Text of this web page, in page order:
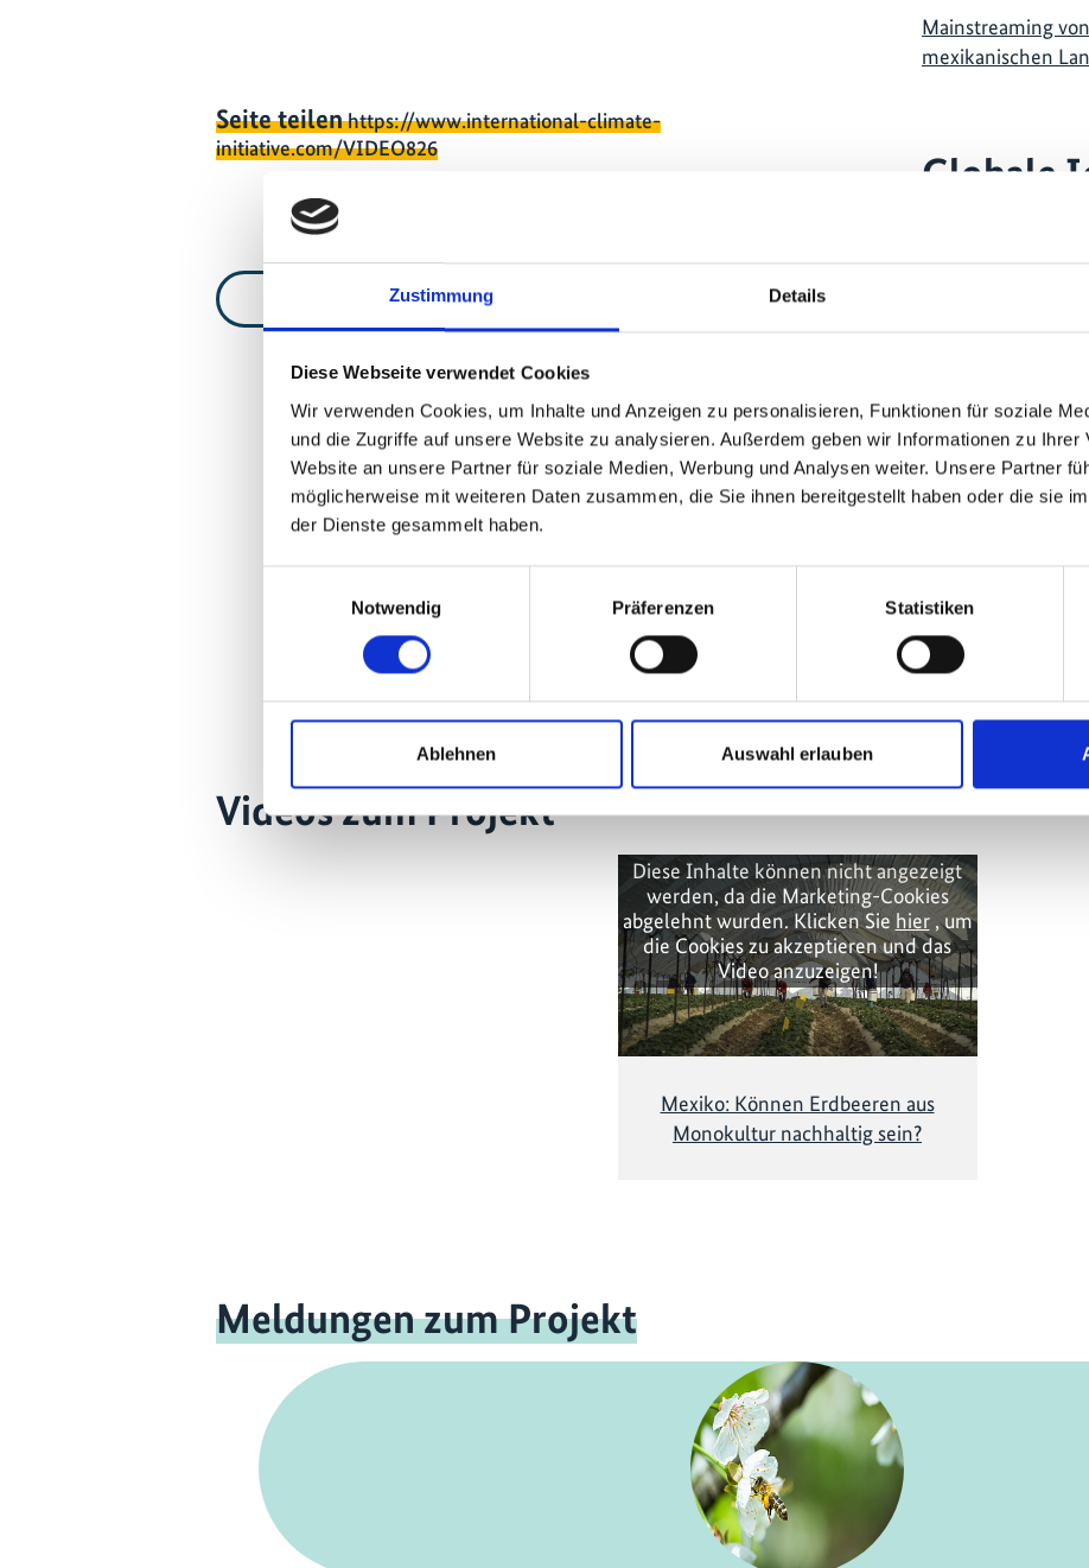
Zustimmung Details
Diese Webseite verwendet Cookies
Wir verwenden Cookies, um Inhalte und Anzeigen zu personalisieren, Funktionen für soziale
und die Zugriffe auf unsere Website zu analysieren. Außerdem geben wir Informationen zu Ihrer
Website an unsere Partner für soziale Medien, Werbung und Analysen weiter. Unsere Partner
möglicherweise mit weiteren Daten zusammen, die Sie ihnen bereitgestellt haben oder die sie
der Dienste gesammelt haben.
Notwendig
Präferenzen Statistiken
Ablehnen Auswahl erlauben
Seite teilenhttps://www.international-climate-
initiative.com/VIDEO826
Zur Videoliste
Mainstreaming
mexikanischen
Globale
In der
informiert die
ganzen Welt über
praktischen
Klimaschutz. Das
Naturschutz und
Videos zum Projekt
Diese Inhalte können nicht angezeigt
werden, da die Marketing-Cookies
abgelehnt wurden. Klicken Sie hier, um
die Cookies zu akzeptieren und das
Video anzuzeigen!
Mexiko: Können Erdbeeren aus
Monokultur nachhaltig sein?
Meldungen zum Projekt